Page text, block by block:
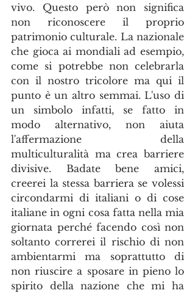
vivo. Questo però non significa
non riconoscere il proprio
patrimonio culturale. La nazionale
che gioca ai mondiali ad esempio,
come si potrebbe non celebrarla
con il nostro tricolore ma qui il
punto è un altro semmai. L'uso di
un simbolo infatti, se fatto in
modo alternativo, non aiuta
l'affermazione della
multiculturalità ma crea barriere
divisive. Badate bene amici,
creerei la stessa barriera se volessi
circondarmi di italiani o di cose
italiane in ogni cosa fatta nella mia
giornata perché facendo così non
soltanto correrei il rischio di non
ambientarmi ma soprattutto di
non riuscire a sposare in pieno lo
spirito della nazione che mi ha